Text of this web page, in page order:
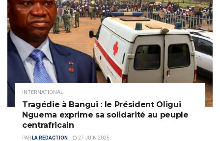
INTERNATIONAL
Tragédie à Bangui : le Président Oligui
Nguema exprime sa solidarité au peuple
centrafricain
PAR LA RÉDACTION 27 JUIN 2025